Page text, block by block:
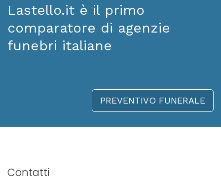
Lastello.it è il primo
comparatore di agenzie
funebri italiane
PREVENTIVO FUNERALE
Contatti